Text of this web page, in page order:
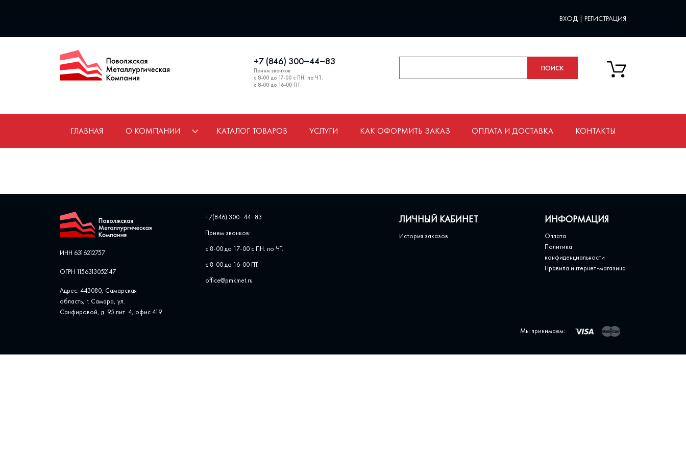
ВХОД | РЕГИСТРАЦИЯ
+7 (846) 300‒44‒83
Прием звонков
с 8-00 до 17-00 с ПН. по ЧТ.
с 8-00 до 16-00 ПТ.
ГЛАВНАЯ О КОМПАНИИ КАТАЛОГ ТОВАРОВ УСЛУГИ КАК ОФОРМИТЬ ЗАКАЗ ОПЛАТА И ДОСТАВКА КОНТАКТЫ
ИНН 6316212757
ОГРН 1156313052147
Адрес: 443080, Самарская
область, г. Самара, ул. ​
Санфировой, д. 95 лит. 4, офис ​419
+7(846) 300‒44‒83
Прием звонков:
с 8-00 до 17-00 с ПН. по ЧТ.
с 8-00 до 16-00 ПТ.
office@pmkmet.ru
ЛИЧНЫЙ КАБИНЕТ
История заказов
ИНФОРМАЦИЯ
Оплата
Политика
конфиденциальности
Правила интернет-магазина
Мы принимаем: